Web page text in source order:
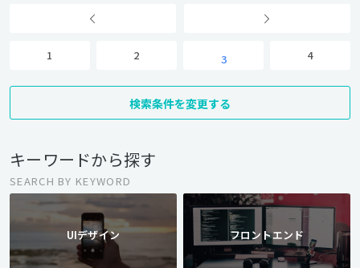
1 2 3 4
検索条件を変更する
キーワードから探す
SEARCH BY KEYWORD
UIデザイン フロントエンド